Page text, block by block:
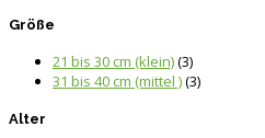
Größe
21 bis 30 cm (klein)(3)
31 bis 40 cm (mittel )(3)
Alter